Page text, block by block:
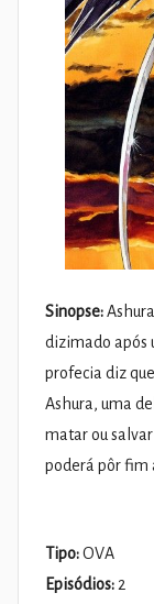
Sinopse:
dizimado após
profecia diz
Ashura, uma
matar ou
poderá pôr fim
Tipo:OVA
Episódios: 2